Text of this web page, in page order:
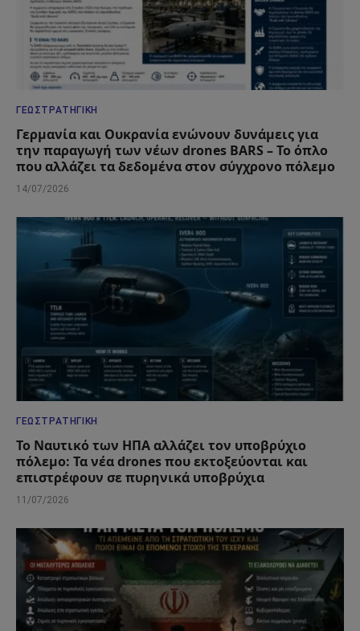
ΓΕΩΣΤΡΑΤΗΓΙΚΉ
Γερμανία και Ουκρανία ενώνουν δυνάμεις για
την παραγωγή των νέων drones BARS – Το όπλο
που αλλάζει τα δεδομένα στον σύγχρονο πόλεμο
14/07/2026
ΓΕΩΣΤΡΑΤΗΓΙΚΉ
Το Ναυτικό των ΗΠΑ αλλάζει τον υποβρύχιο
πόλεμο: Τα νέα drones που εκτοξεύονται και
επιστρέφουν σε πυρηνικά υποβρύχια
11/07/2026